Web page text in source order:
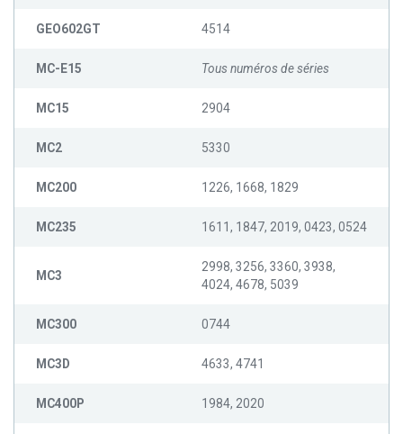
GEO602GT 4514
MC-E15 Tous numéros de séries
MC15 2904
MC2 5330
MC200 1226, 1668, 1829
MC235 1611, 1847, 2019, 0423, 0524
MC3
2998, 3256, 3360, 3938,
4024, 4678, 5039
MC300 0744
MC3D 4633, 4741
MC400P 1984, 2020